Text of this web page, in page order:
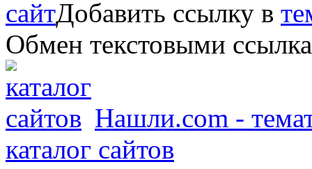
сайтДобавить ссылку в
Обмен текстовыми
Нашли.com -
каталог сайтов